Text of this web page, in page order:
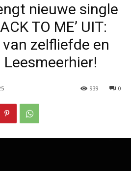
nieuwe single
TO ME’ UIT:
zelfliefde en
0
939